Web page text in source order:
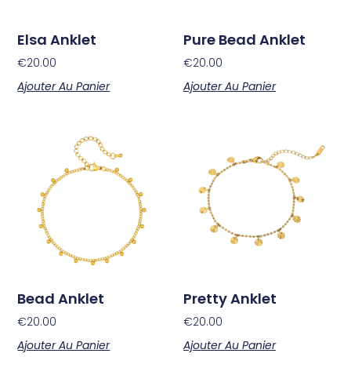
Elsa Anklet
€20.00
Ajouter Au Panier
Pure Bead Anklet
€20.00
Ajouter Au Panier
Bead Anklet
€20.00
Ajouter Au Panier
Pretty Anklet
€20.00
Ajouter Au Panier